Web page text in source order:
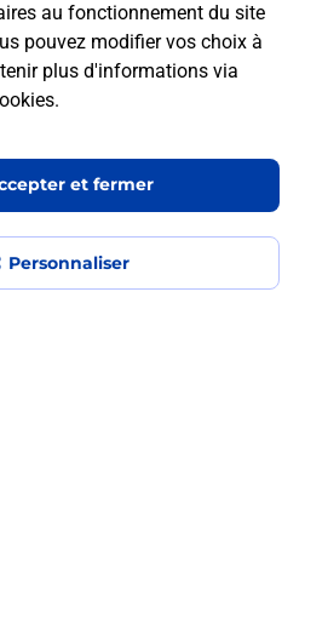
au fonctionnement du site
pouvez modifier vos choix à
plus d'informations via
.
Personnaliser
et fermer
utiliser mon forfait
La Poste Mobile ?
payer mon
Mobile ?
assurer mon
?